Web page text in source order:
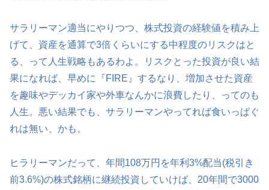
サラリーマン適当にやりつつ、株式投資の経験値を積み上
げて、資産を通算で3倍くらいにする中程度のリスクはと
る、って人生戦略もあるわよ。リスクとった投資が良い結
果になれば、早めに『FIRE』するなり、増加させた資産
を趣味やデッカイ家や外車なんかに浪費したり、ってのも
人生。悪い結果でも、サラリーマンやってれば食いっぱぐ
れは無い、かも。
ヒラリーマンだって、年間108万円を年利3%配当(税引き
前3.6%)の株式銘柄に継続投資していけば、20年間で3000